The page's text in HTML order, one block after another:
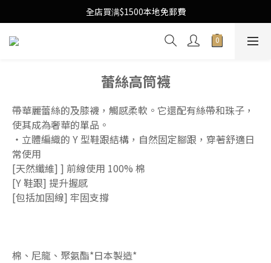
Free Local Shipping Upon $1500 purchase
全店買满$1500本地免郵費
Free Local Shipping Upon $1500 purchase
蕾絲高筒襪
帶華麗蕾絲的及膝襪，觸感柔軟。它還配有絲帶和珠子，
使其成為奢華的單品。
・立體編織的 Y 型鞋跟結構，自然固定腳跟，穿著舒適日
常使用
[天然纖維] ] 前線使用 100% 棉
[Y 鞋跟] 提升握感
[包括加固線] 牢固支撐
棉、尼龍、聚氨酯*日本製造*